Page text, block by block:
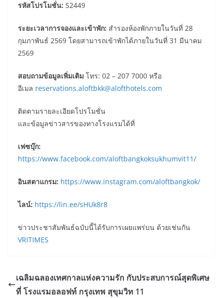
รหัสโปรโมชั่น: S2449
ระยะเวลาการจองและเข้าพัก: สำรองห้องพักภายในวันที่ 28
กุมภาพันธ์ 2569 โดยสามารถเข้าพักได้ภายในวันที่ 31 มีนาคม
2569
สอบถามข้อมูลเพิ่มเติม โทร: 02 – 207 7000 หรือ
อีเมล reservations.aloftbkk@alofthotels.com
ติดตามรายละเอียดโปรโมชั่น
และข้อมูลข่าวสารของทางโรงแรมได้ที่
เฟซบุ๊ก:
https://www.facebook.com/aloftbangkoksukhumvit11/
อินสตาแกรม: https://www.instagram.com/aloftbangkok/
ไลน์: https://lin.ee/sHUk8r8
ข่าวประชาสัมพันธ์ฉบับนี้ได้รับการเผยแพร่บน ด้วยเช่นกัน
VRITIMES
เฉลิมฉลองเทศกาลแห่งความรัก กับประสบการณ์สุดพิเศษ
ที่ โรงแรมอลอฟท์ กรุงเทพ สุขุมวิท 11